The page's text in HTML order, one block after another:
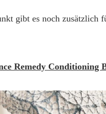
gibt es noch zusätzlich
Remedy Conditioning